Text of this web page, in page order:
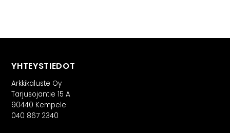
YHTEYSTIEDOT
Arkkikaluste Oy
Tarjusojantie 15 A
90440 Kempele
040 867 2340